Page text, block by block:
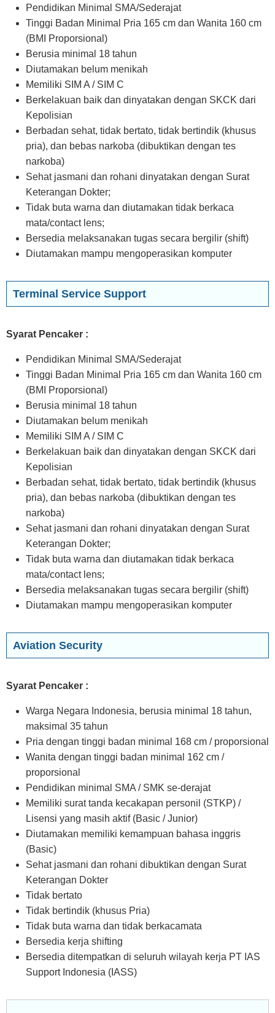
Pendidikan Minimal SMA/Sederajat
Tinggi Badan Minimal Pria 165 cm dan Wanita 160 cm
(BMI Proporsional)
Berusia minimal 18 tahun
Diutamakan belum menikah
Memiliki SIM A / SIM C
Berkelakuan baik dan dinyatakan dengan SKCK dari
Kepolisian
Berbadan sehat, tidak bertato, tidak bertindik (khusus
pria), dan bebas narkoba (dibuktikan dengan tes
narkoba)
Sehat jasmani dan rohani dinyatakan dengan Surat
Keterangan Dokter;
Tidak buta warna dan diutamakan tidak berkaca
mata/contact lens;
Bersedia melaksanakan tugas secara bergilir (shift)
Diutamakan mampu mengoperasikan komputer
Terminal Service Support
Syarat Pencaker :
Pendidikan Minimal SMA/Sederajat
Tinggi Badan Minimal Pria 165 cm dan Wanita 160 cm
(BMI Proporsional)
Berusia minimal 18 tahun
Diutamakan belum menikah
Memiliki SIM A / SIM C
Berkelakuan baik dan dinyatakan dengan SKCK dari
Kepolisian
Berbadan sehat, tidak bertato, tidak bertindik (khusus
pria), dan bebas narkoba (dibuktikan dengan tes
narkoba)
Sehat jasmani dan rohani dinyatakan dengan Surat
Keterangan Dokter;
Tidak buta warna dan diutamakan tidak berkaca
mata/contact lens;
Bersedia melaksanakan tugas secara bergilir (shift)
Diutamakan mampu mengoperasikan komputer
Aviation Security
Syarat Pencaker :
Warga Negara Indonesia, berusia minimal 18 tahun,
maksimal 35 tahun
Pria dengan tinggi badan minimal 168 cm / proporsional
Wanita dengan tinggi badan minimal 162 cm /
proporsional
Pendidikan minimal SMA / SMK se-derajat
Memiliki surat tanda kecakapan personil (STKP) /
Lisensi yang masih aktif (Basic / Junior)
Diutamakan memiliki kemampuan bahasa inggris
(Basic)
Sehat jasmani dan rohani dibuktikan dengan Surat
Keterangan Dokter
Tidak bertato
Tidak bertindik (khusus Pria)
Tidak buta warna dan tidak berkacamata
Bersedia kerja shifting
Bersedia ditempatkan di seluruh wilayah kerja PT IAS
Support Indonesia (IASS)